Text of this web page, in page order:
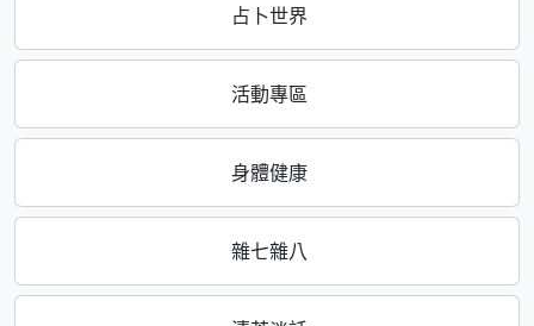
占卜世界
活動專區
身體健康
雜七雜八